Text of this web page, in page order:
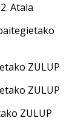
Atala
ZULUP
ZULUP
ZULUP